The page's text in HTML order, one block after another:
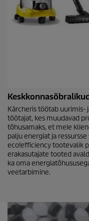
Kärcheris töötab uurimis-
töötajat, kes muudavad
tõhusamaks, et meie
palju energiat ja
eco!efficiencytootevalik
erakasutajate tooted
ka oma
veetarbimine.